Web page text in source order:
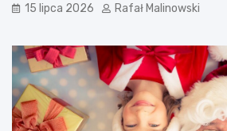
15 lipca 2026 Rafał Malinowski